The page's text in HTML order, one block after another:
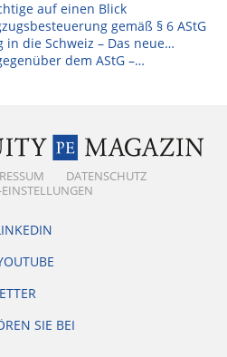
auf einen Blick
gemäß § 6 AStG
in die Schweiz – Das neue…
dem AStG –…
DATENSCHUTZ
SIE BEI